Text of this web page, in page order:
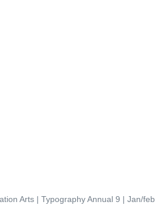
Arts | Typography Annual 9 | Jan/feb